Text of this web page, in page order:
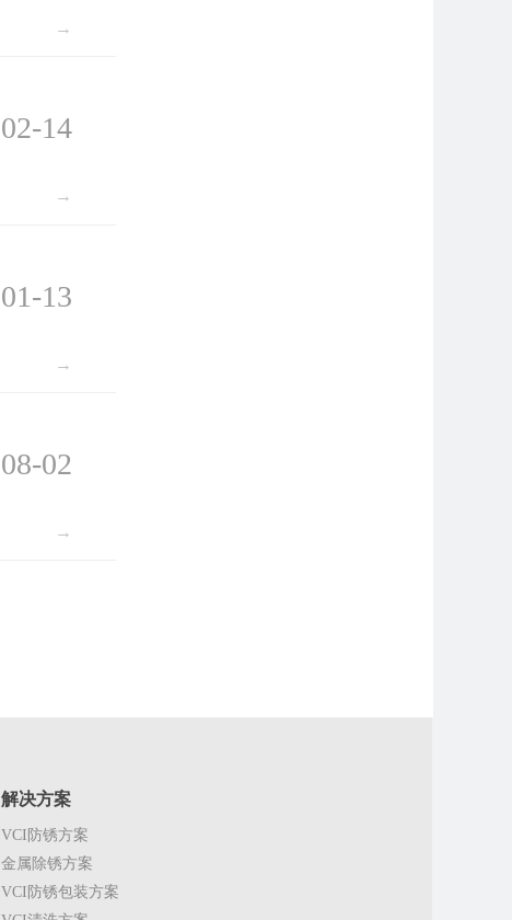
→
02-14
→
01-13
→
08-02
→
解决方案
VCI防锈方案
金属除锈方案
VCI防锈包装方案